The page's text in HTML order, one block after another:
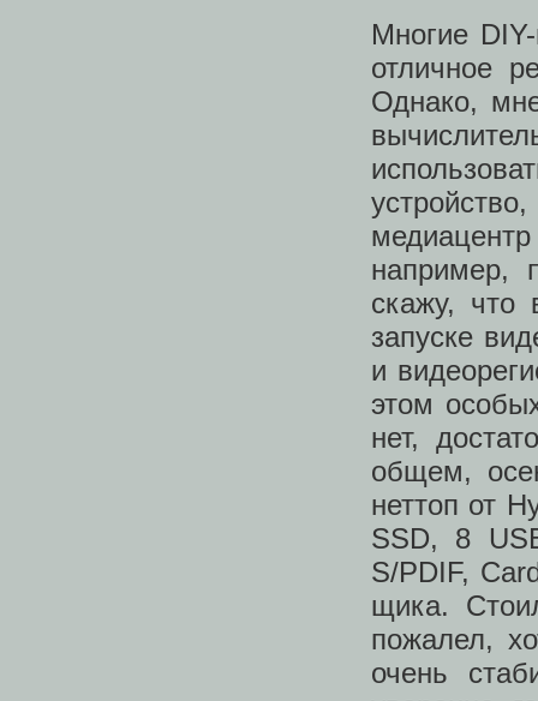
Многие
отличное
Однако,
например,
скажу, что
запуске
и
этом
нет,
общем,
неттоп от
SSD, 8
S/PDIF,
щика.
пожалел,
очень